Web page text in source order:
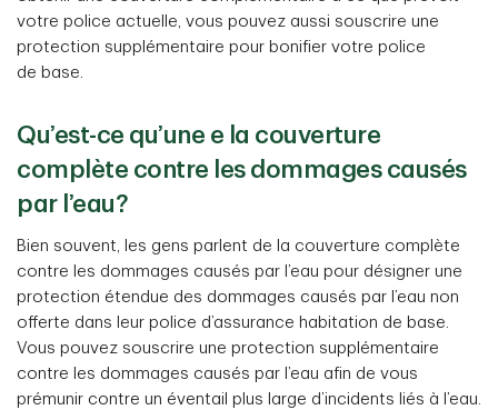
votre police actuelle, vous pouvez aussi souscrire une
protection supplémentaire pour bonifier votre police
de base.
Qu’est-ce qu’une e la couverture
complète contre les dommages causés
par l’eau?
Bien souvent, les gens parlent de la couverture complète
contre les dommages causés par l’eau pour désigner une
protection étendue des dommages causés par l’eau non
offerte dans leur police d’assurance habitation de base.
Vous pouvez souscrire une protection supplémentaire
contre les dommages causés par l’eau afin de vous
prémunir contre un éventail plus large d’incidents liés à l’eau.